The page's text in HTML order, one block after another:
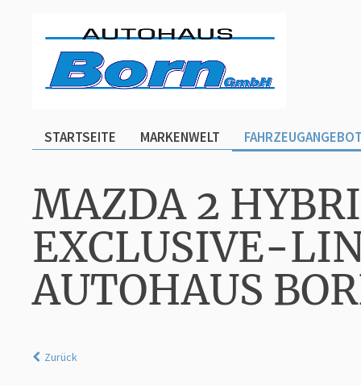
STARTSEITE MARKENWELT
MAZDA 2
EXCLUSIVE-
AUTOHAUS
Zurück